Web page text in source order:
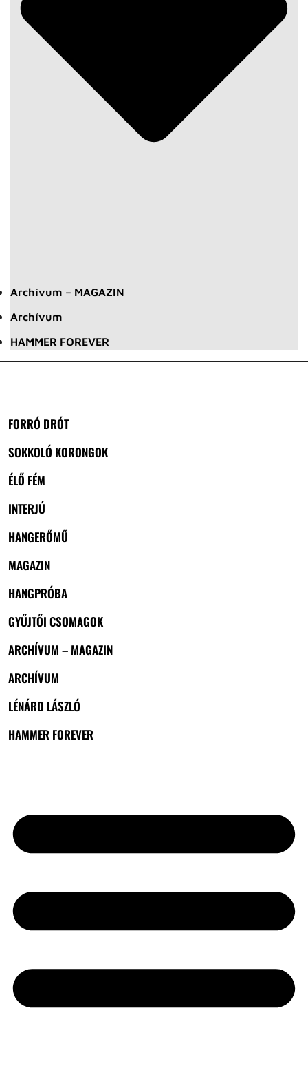
Archívum – MAGAZIN
Archívum
HAMMER FOREVER
FORRÓ DRÓT
SOKKOLÓ KORONGOK
ÉLŐ FÉM
INTERJÚ
HANGERŐMŰ
MAGAZIN
HANGPRÓBA
GYŰJTŐI CSOMAGOK
ARCHÍVUM – MAGAZIN
ARCHÍVUM
LÉNÁRD LÁSZLÓ
HAMMER FOREVER